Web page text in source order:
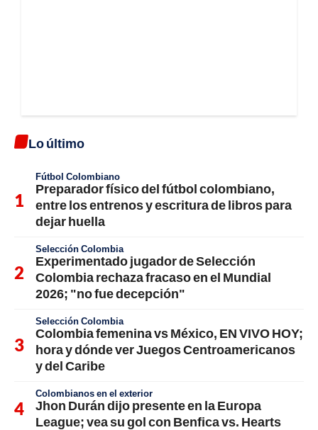
Lo último
Fútbol Colombiano
Preparador físico del fútbol colombiano,
entre los entrenos y escritura de libros para
dejar huella
Selección Colombia
Experimentado jugador de Selección
Colombia rechaza fracaso en el Mundial
2026; "no fue decepción"
Selección Colombia
Colombia femenina vs México, EN VIVO HOY;
hora y dónde ver Juegos Centroamericanos
y del Caribe
Colombianos en el exterior
Jhon Durán dijo presente en la Europa
League; vea su gol con Benfica vs. Hearts